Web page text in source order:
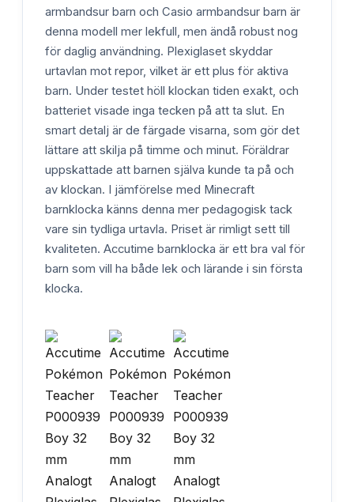
armbandsur barn och Casio armbandsur barn är
denna modell mer lekfull, men ändå robust nog
för daglig användning. Plexiglaset skyddar
urtavlan mot repor, vilket är ett plus för aktiva
barn. Under testet höll klockan tiden exakt, och
batteriet visade inga tecken på att ta slut. En
smart detalj är de färgade visarna, som gör det
lättare att skilja på timme och minut. Föräldrar
uppskattade att barnen själva kunde ta på och
av klockan. I jämförelse med Minecraft
barnklocka känns denna mer pedagogisk tack
vare sin tydliga urtavla. Priset är rimligt sett till
kvaliteten. Accutime barnklocka är ett bra val för
barn som vill ha både lek och lärande i sin första
klocka.